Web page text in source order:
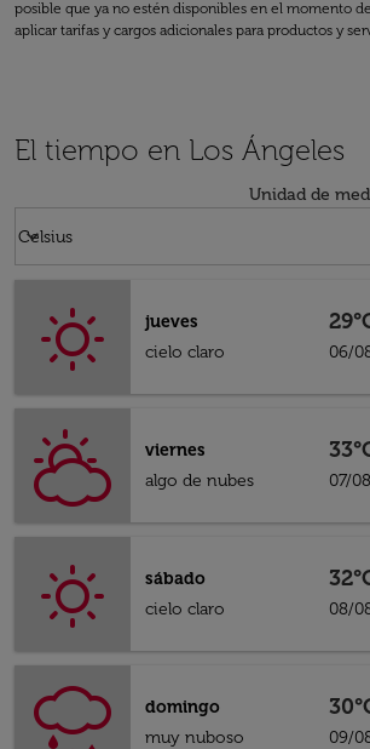
posible que ya no estén disponibles en el momento
aplicar tarifas y cargos adicionales para productos y
El tiempo en Los Ángeles
Unidad de
Celsius
keyboard_arrow_down
jueves
cielo claro
06/
viernes
algo de nubes
07/
sábado
cielo claro
08/
domingo
muy nuboso
09/